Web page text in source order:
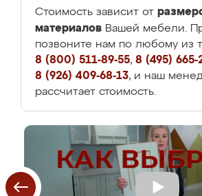
Стоимость зависит от
материалов Вашей мебели.
позвоните нам по любому из
8 (800) 511-89-55, 8 (495) 665-
8 (926) 409-68-13, и наш
рассчитает стоимость.